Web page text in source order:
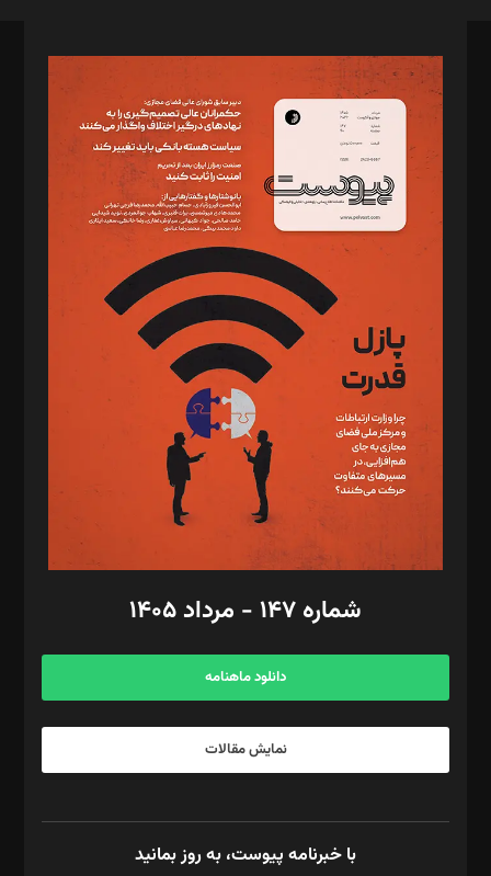
مدیر مسئول: محمدباقر اثنی‌عشری
سردبیر: مهرک محمودی
دبیر تحریریه: میثم قاسمی
د‌بیر ناداستان: سمانه سمیع
د‌بیر خدمت و تجارت: ابوالفضل رجبی
د‌بیر حقوق فناوری: حسام‌الدین ایپکچی
د‌بیر پیوست جهان: مینا پاکدل
د‌بیر تحریریه آنلاین: بابک نقاش
تحریریه‌: مجتبی محمود‌ی، آرش برهمند، یسنا امان‌پور، سروش کرمیان،
مصطفی مسجدی آرانی، ابوالفضل رجبی، زهرا فکرانه، فائزه فتحی
رستمی،مصطفی باستان
ویرایش: نگار استاد‌‌آقا
طراح یونیفرم: مجید توکلی
فیلمبرداری و عکاسی: امیر شفیعی، مانی لطفی زاده
گرافیک و صفحه‌آرایی: سید‌سبحان‌علی ثابت
مد‌یر توسعه تجاری: کامبیز برید‌
امور مالی: شاپور رهبری، محمد‌ کاظمی‌نیا
آگهی و مشترکین: ۰۹۱۹۹۹۹۰۴۵۴
شماره ۱۴۷ - مرداد ۱۴۰۵
دانلود ماهنامه
نمایش مقالات
با خبرنامه پیوست، به روز بمانید